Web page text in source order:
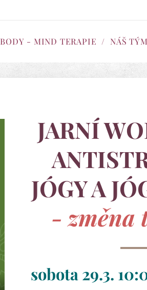
BODY - MIND TERAPIE NÁŠ TÝM
JARNÍ
JÓGY A
- změna
sobota 29.3.